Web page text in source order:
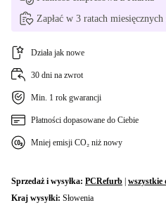
Zapłać w 3 ratach miesięcznych
Działa jak nowe
30 dni na zwrot
Min. 1 rok gwarancji
Płatności dopasowane do Ciebie
Mniej emisji CO₂ niż nowy
Sprzedaż i wysyłka: PCRefurb wszystkie
Kraj wysyłki: Słowenia